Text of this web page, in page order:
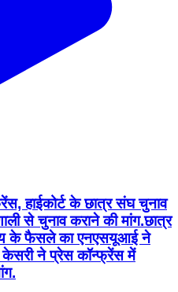
हाईकोर्ट के छात्र संघ चुनाव
से चुनाव कराने की मांग.छात्र
के फैसले का एनएसयूआई ने
केसरी ने प्रेस कॉन्फ्रेंस में